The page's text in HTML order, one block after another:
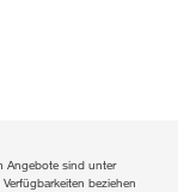
Angebote sind unter
beziehen